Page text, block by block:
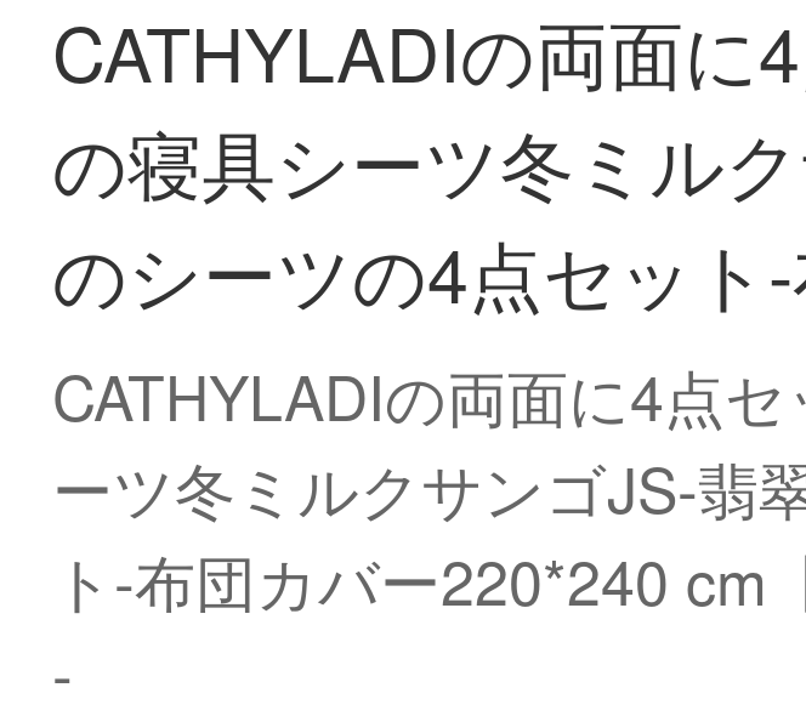
CATHYLADIの両面に
の寝具シーツ冬ミル
のシーツの4点セット
CATHYLADIの両面に4点
ーツ冬ミルクサンゴJS-翡
ト-布団カバー220*240 cm
-